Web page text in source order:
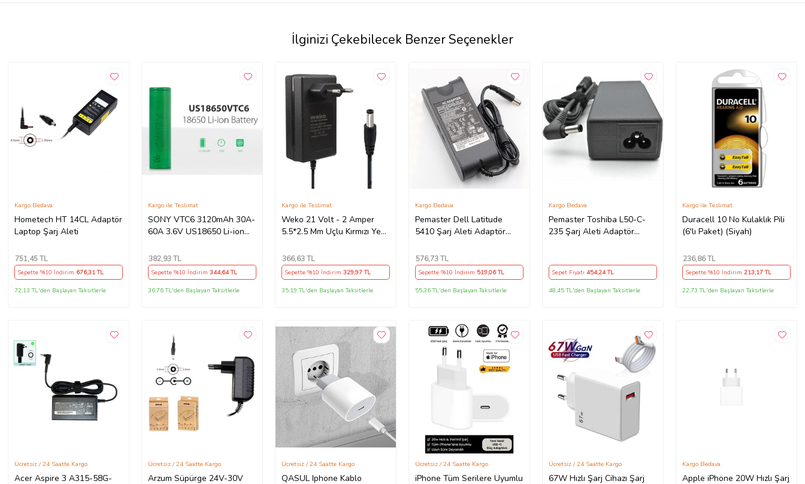
İlginizi Çekebilecek Benzer Seçenekler
Hometech HT 14CL Adaptör
Laptop Şarj Aleti
Kargo Bedava
751,45 TL
Sepette %10 İndirim 676,31 TL
72,13 TL'den Başlayan Taksitlerle
SONY VTC6 3120mAh 30A-
60A 3.6V US18650 Li-ion
Kargo ile Teslimat
382,93 TL
Sepette %10 İndirim 344,64 TL
36,76 TL'den Başlayan Taksitlerle
Weko 21 Volt - 2 Amper
5.5*2.5 Mm Uçlu Kırmızı Yeşil
Adaptörü
Kargo ile Teslimat
366,63 TL
Sepette %10 İndirim 329,97 TL
35,19 TL'den Başlayan Taksitlerle
Pemaster Dell Latitude
5410 Şarj Aleti Adaptör
Kargo Bedava
576,73 TL
Sepette %10 İndirim 519,06 TL
55,36 TL'den Başlayan Taksitlerle
Pemaster Toshiba L50-C-
235 Şarj Aleti Adaptör
Kargo Bedava
Sepet Fiyatı 454,24 TL
48,45 TL'den Başlayan Taksitlerle
Duracell 10 No Kulaklık Pili
(6'lı Paket) (Siyah)
Kargo ile Teslimat
236,86 TL
Sepette %10 İndirim213,17 TL
22,73 TL'den Başlayan Taksitlerle
Acer Aspire 3 A315-58G-
Ücretsiz / 24 Saatte Kargo
Arzum Süpürge 24V-30V
Ücretsiz / 24 Saatte Kargo
QASUL Iphone Kablo
Ücretsiz / 24 Saatte Kargo
iPhone Tüm Serilere Uyumlu
Ücretsiz / 24 Saatte Kargo
67W Hızlı Şarj Cihazı Şarj
Ücretsiz / 24 Saatte Kargo
Apple iPhone 20W Hızlı Şarj
Kargo Bedava